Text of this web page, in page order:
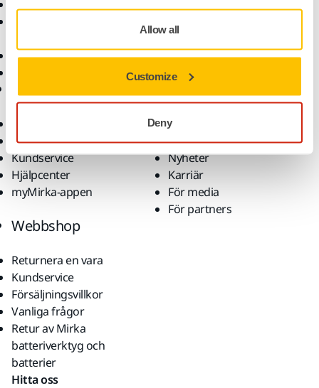
Allow all
Customize
Deny
Superabrasives
De främsta varumärkena
Garantivillkor
Kundservice
Hjälpcenter
myMirka-appen
Om oss
Kontakta oss
Nyheter
Karriär
För media
För partners
Webbshop
Returnera en vara
Kundservice
Försäljningsvillkor
Vanliga frågor
Retur av Mirka
batteriverktyg och
batterier
Hitta oss